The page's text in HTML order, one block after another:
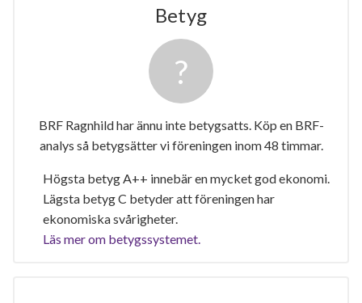
Betyg
BRF Ragnhild har ännu inte betygsatts. Köp en BRF-
analys så betygsätter vi föreningen inom 48 timmar.
Högsta betyg A++ innebär en mycket god ekonomi.
Lägsta betyg C betyder att föreningen har
ekonomiska svårigheter.
Läs mer om betygssystemet.